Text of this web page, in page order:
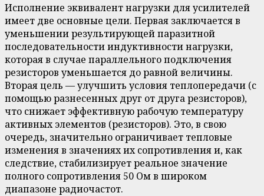
Исполнение эквивалент нагрузки для усилителей
имеет две основные цели. Первая заключается в
уменьшении результирующей паразитной
последовательности индуктивности нагрузки,
которая в случае параллельного подключения
резисторов уменьшается до равной величины.
Вторая цель — улучшить условия теплопередачи (с
помощью разнесенных друг от друга резисторов),
что снижает эффективную рабочую температуру
активных элементов (резисторов). Это, в свою
очередь, значительно ограничивает тепловые
изменения в значениях их сопротивления и, как
следствие, стабилизирует реальное значение
полного сопротивления 50 Ом в широком
диапазоне радиочастот.